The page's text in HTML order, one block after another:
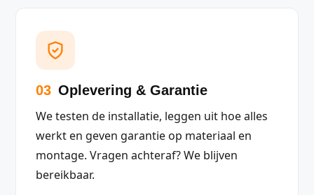
03 Oplevering & Garantie
We testen de installatie, leggen uit hoe alles
werkt en geven garantie op materiaal en
montage. Vragen achteraf? We blijven
bereikbaar.